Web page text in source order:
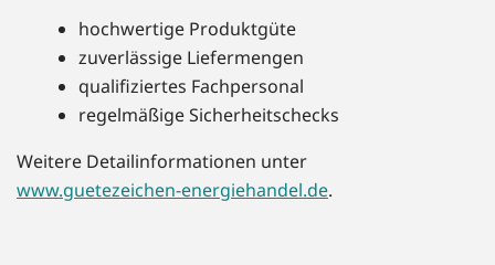
hochwertige Produktgüte
zuverlässige Liefermengen
qualifiziertes Fachpersonal
regelmäßige Sicherheitschecks
Weitere Detailinformationen unter
www.guetezeichen-energiehandel.de.